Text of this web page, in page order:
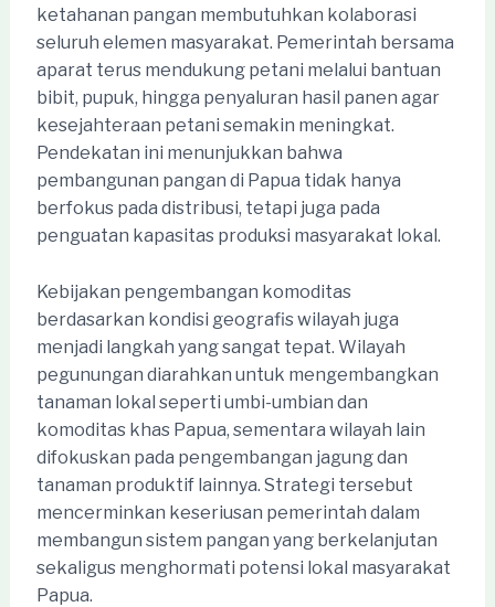
ketahanan pangan membutuhkan kolaborasi
seluruh elemen masyarakat. Pemerintah bersama
aparat terus mendukung petani melalui bantuan
bibit, pupuk, hingga penyaluran hasil panen agar
kesejahteraan petani semakin meningkat.
Pendekatan ini menunjukkan bahwa
pembangunan pangan di Papua tidak hanya
berfokus pada distribusi, tetapi juga pada
penguatan kapasitas produksi masyarakat lokal.
Kebijakan pengembangan komoditas
berdasarkan kondisi geografis wilayah juga
menjadi langkah yang sangat tepat. Wilayah
pegunungan diarahkan untuk mengembangkan
tanaman lokal seperti umbi-umbian dan
komoditas khas Papua, sementara wilayah lain
difokuskan pada pengembangan jagung dan
tanaman produktif lainnya. Strategi tersebut
mencerminkan keseriusan pemerintah dalam
membangun sistem pangan yang berkelanjutan
sekaligus menghormati potensi lokal masyarakat
Papua.